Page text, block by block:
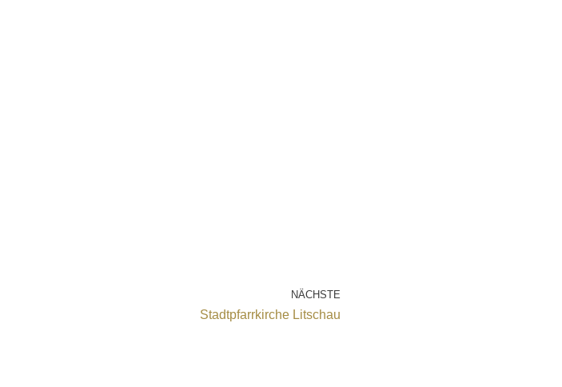
NÄCHSTE
Stadtpfarrkirche Litschau